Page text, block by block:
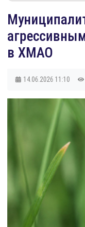
в ХМАО
14.06.2026 11:10